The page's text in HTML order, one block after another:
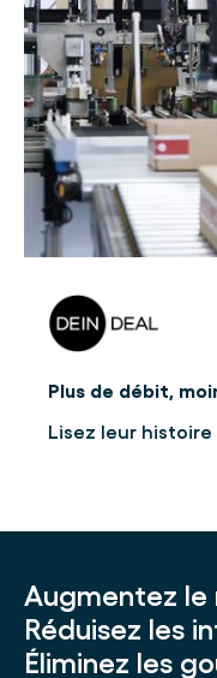
Plus de débit,
Lisez leur
Augmentez le
Réduisez les
Éliminez les